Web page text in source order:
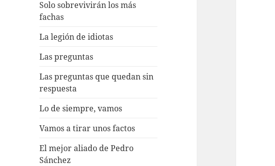
Solo sobrevivirán los más
fachas
La legión de idiotas
Las preguntas
Las preguntas que quedan sin
respuesta
Lo de siempre, vamos
Vamos a tirar unos factos
El mejor aliado de Pedro
Sánchez